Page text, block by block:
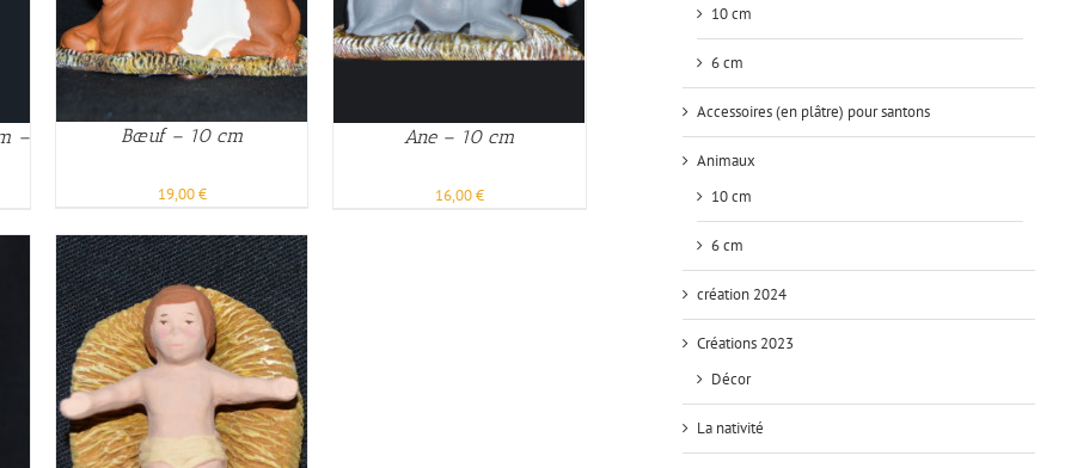
–
Bœuf – 10 cm
19,00€
Ane – 10 cm
16,00€
10 cm
6 cm
Accessoires (en plâtre) pour santons
Animaux
10 cm
6 cm
création 2024
Créations 2023
Décor
La nativité